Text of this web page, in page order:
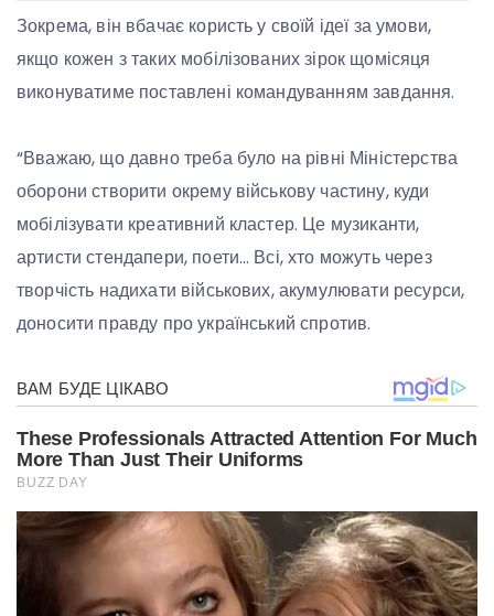
Зокрема, він вбачає користь у своїй ідеї за умови,
якщо кожен з таких мобілізованих зірок щомісяця
виконуватиме поставлені командуванням завдання.
“Вважаю, що давно треба було на рівні Міністерства
оборони створити окрему військову частину, куди
мобілізувати креативний кластер. Це музиканти,
артисти стендапери, поети… Всі, хто можуть через
творчість надихати військових, акумулювати ресурси,
доносити правду про український спротив.